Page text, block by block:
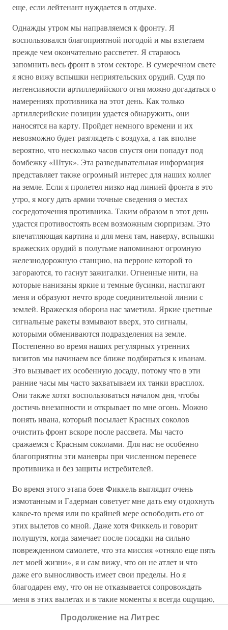
еще, если лейтенант нуждается в отдыхе.
Однажды утром мы направляемся к фронту. Я
воспользовался благоприятной погодой и мы взлетаем
прежде чем окончательно рассветет. Я стараюсь
запомнить весь фронт в этом секторе. В сумеречном свете
я ясно вижу вспышки неприятельских орудий. Судя по
интенсивности артиллерийского огня можно догадаться о
намерениях противника на этот день. Как только
артиллерийские позиции удается обнаружить, они
наносятся на карту. Пройдет немного времени и их
невозможно будет разглядеть с воздуха, а так вполне
вероятно, что несколько часов спустя они попадут под
бомбежку «Штук». Эта разведывательная информация
представляет также огромный интерес для наших коллег
на земле. Если я пролетел низко над линией фронта в это
утро, я могу дать армии точные сведения о местах
сосредоточения противника. Таким образом в этот день
удастся противостоять всем возможным сюрпризам. Это
впечатляющая картина и для меня там, наверху, вспышки
вражеских орудий в полутьме напоминают огромную
железнодорожную станцию, на перроне которой то
загораются, то гаснут зажигалки. Огненные нити, на
которые нанизаны яркие и темные бусинки, настигают
меня и образуют нечто вроде соединительной линии с
землей. Вражеская оборона нас заметила. Яркие цветные
сигнальные ракеты взмывают вверх, это сигналы,
которыми обмениваются подразделения на земле.
Постепенно во время наших регулярных утренних
визитов мы начинаем все ближе подбираться к иванам.
Это вызывает их особенную досаду, потому что в эти
ранние часы мы часто захватываем их танки врасплох.
Они также хотят воспользоваться началом дня, чтобы
достичь внезапности и открывает по мне огонь. Можно
понять ивана, который посылает Красных соколов
очистить фронт вскоре после рассвета. Мы часто
сражаемся с Красным соколами. Для нас не особенно
благоприятны эти маневры при численном перевесе
противника и без защиты истребителей.
Во время этого этапа боев Фиккель выглядит очень
измотанным и Гадерман советует мне дать ему отдохнуть
какое-то время или по крайней мере освободить его от
этих вылетов со мной. Даже хотя Фиккель и говорит
полушутя, когда замечает после посадки на сильно
поврежденном самолете, что эта миссия «отняло еще пять
лет моей жизни», я и сам вижу, что он не атлет и что
даже его выносливость имеет свои пределы. Но я
благодарен ему, что он не отказывается сопровождать
меня в этих вылетах и в такие моменты я всегда ощущаю,
Продолжение на Литрес